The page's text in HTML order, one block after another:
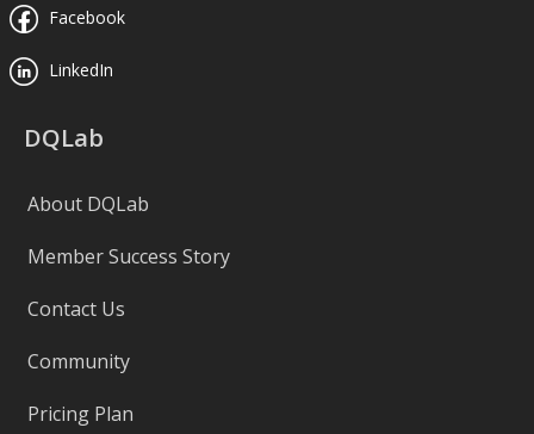
Facebook
LinkedIn
DQLab
About DQLab
Member Success Story
Contact Us
Community
Pricing Plan